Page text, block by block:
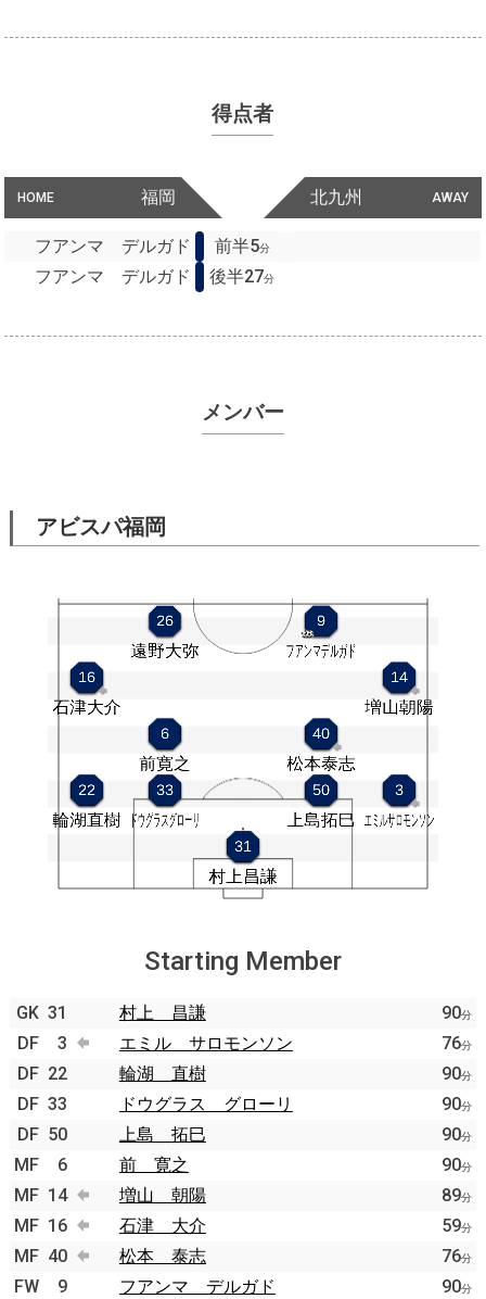
得点者
HOME 福岡 AWAY
北九州
フアンマ デルガド 前半5分
フアンマ デルガド 後半27分
メンバー
アビスパ福岡
Starting Member
GK 31 村上 昌謙 90分
DF 3 エミル サロモンソン 76分
DF 22 輪湖 直樹 90分
DF 33 ドウグラス グローリ 90分
DF 50 上島 拓巳 90分
MF 6 前 寛之 90分
MF 14 増山 朝陽 89分
MF 16 石津 大介 59分
MF 40 松本 泰志 76分
FW 9 フアンマ デルガド 90分